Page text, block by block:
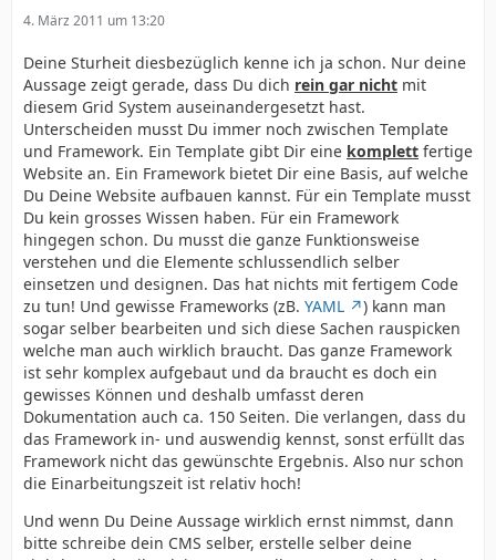
4. März 2011 um 13:20
Deine Sturheit diesbezüglich kenne ich ja schon. Nur deine
Aussage zeigt gerade, dass Du dich rein gar nicht mit
diesem Grid System auseinandergesetzt hast.
Unterscheiden musst Du immer noch zwischen Template
und Framework. Ein Template gibt Dir eine komplett fertige
Website an. Ein Framework bietet Dir eine Basis, auf welche
Du Deine Website aufbauen kannst. Für ein Template musst
Du kein grosses Wissen haben. Für ein Framework
hingegen schon. Du musst die ganze Funktionsweise
verstehen und die Elemente schlussendlich selber
einsetzen und designen. Das hat nichts mit fertigem Code
zu tun! Und gewisse Frameworks (zB. YAML
) kann man
sogar selber bearbeiten und sich diese Sachen rauspicken
welche man auch wirklich braucht. Das ganze Framework
ist sehr komplex aufgebaut und da braucht es doch ein
gewisses Können und deshalb umfasst deren
Dokumentation auch ca. 150 Seiten. Die verlangen, dass du
das Framework in- und auswendig kennst, sonst erfüllt das
Framework nicht das gewünschte Ergebnis. Also nur schon
die Einarbeitungszeit ist relativ hoch!
Und wenn Du Deine Aussage wirklich ernst nimmst, dann
bitte schreibe dein CMS selber, erstelle selber deine